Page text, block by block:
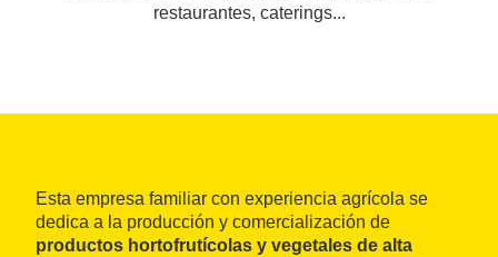
restaurantes, caterings...
Esta empresa familiar con experiencia agrícola se
dedica a la producción y comercialización de
productos hortofrutícolas y vegetales de alta